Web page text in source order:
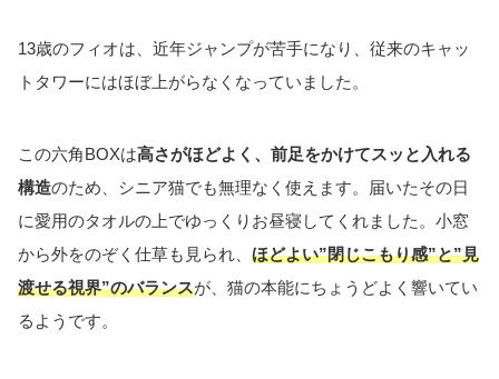
13歳のフィオは、近年ジャンプが苦手になり、従来のキャッ
トタワーにはほぼ上がらなくなっていました。
この六角BOXは高さがほどよく、前足をかけてスッと入れる
構造のため、シニア猫でも無理なく使えます。届いたその日
に愛用のタオルの上でゆっくりお昼寝してくれました。小窓
から外をのぞく仕草も見られ、 ほどよい”閉じこもり感”と”見
渡せる視界”のバランスが、猫の本能にちょうどよく響いてい
るようです。